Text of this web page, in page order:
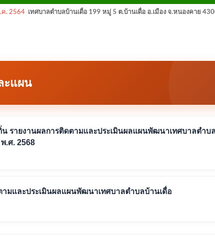
ค. 2564 เทศบาลตำบลบ้านเดื่อ 199 หมู่ 5 ต.บ้านเดื่อ อ.เมือง จ.หนองคาย
ะแผน
น รายงานผลการติดตามและประเมินผลแผนพัฒนาเทศบาลตำบ
.ศ. 2568
ามและประเมินผลแผนพัฒนาเทศบาลตำบลบ้านเดื่อ